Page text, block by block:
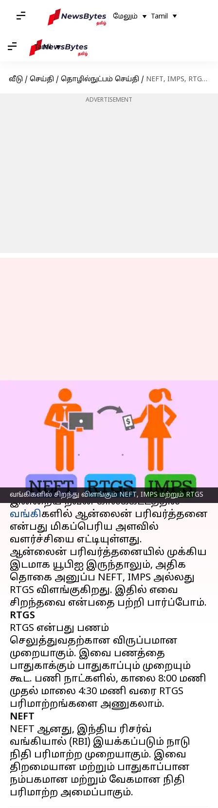
மேலும் Tamil
Tamil
வீடு / செய்தி / தொழில்நுட்பம் செய்தி / NEFT, IMPS, RTGS இதில் சிறந்த ஆன்லைன் பணம் பரிமாற்றம் எவை? தெரிந்துகொள்வோம்!
ADVERTISEMENT
வங்கிகளில் சிறந்து விளங்கும் NEFT, IMPS மற்றும் RTGS
NEFT, IMPS, RTGS இதில்
சிறந்த ஆன்லைன் பணம்
பரிமாற்றம் எவை?
தெரிந்துகொள்வோம்!
செய்தி முன்னோட்டம்
இன்றைய நவீன காலக்கட்டத்தில்
வங்கிகளில் ஆன்லைன் பரிவர்த்தனை
என்பது மிகப்பெரிய அளவில்
வளர்ச்சியை எட்டியுள்ளது.
ஆன்லைன் பரிவர்த்தனையில் முக்கிய
இடமாக யூபிஐ இருந்தாலும், அதிக
தொகை அனுப்ப NEFT, IMPS அல்லது
RTGS விளங்குகிறது. இதில் எவை
RTGS
RTGS என்பது பணம்
செலுத்துவதற்கான விருப்பமான
முறையாகும். இவை பணத்தை
பாதுகாக்கும் பாதுகாப்பும் முறையும்
கூட. பணி நாட்களில், காலை 8:00 மணி
முதல் மாலை 4:30 மணி வரை RTGS
NEFT
NEFT ஆனது, இந்திய ரிசர்வ்
வங்கியால் (RBI) இயக்கப்படும் நாடு
நிதி பரிமாற்ற முறையாகும். இவை
திறமையான மற்றும் பாதுகாப்பான
நம்பகமான மற்றும் வேகமான நிதி